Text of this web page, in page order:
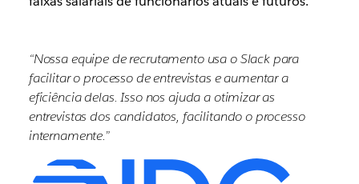
“Nossa equipe de recrutamento usa o Slack para
facilitar o processo de entrevistas e aumentar a
eficiência delas. Isso nos ajuda a otimizar as
entrevistas dos candidatos, facilitando o processo
internamente.”